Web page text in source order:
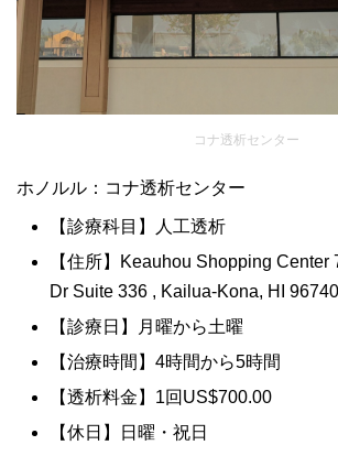
コナ透析センター
ホノルル：コナ透析センター
【診療科目】人工透析
【住所】Keauhou Shopping Center
Dr Suite 336 , Kailua-Kona, HI 96740
【診療日】月曜から土曜
【治療時間】4時間から5時間
【透析料金】1回US$700.00
【休日】日曜・祝日